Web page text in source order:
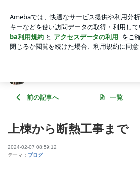
アプリをダウンロードして ブログの更新通知
ょう。
前の記事へ 一覧
上棟から断熱工事まで
2024-02-07 08:59:12
テーマ： ブログ